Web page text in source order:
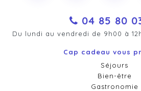
04 85 80
Du lundi au vendredi de 9h00 à
Cap cadeau vous
Séjours
Bien-être
Gastronomie